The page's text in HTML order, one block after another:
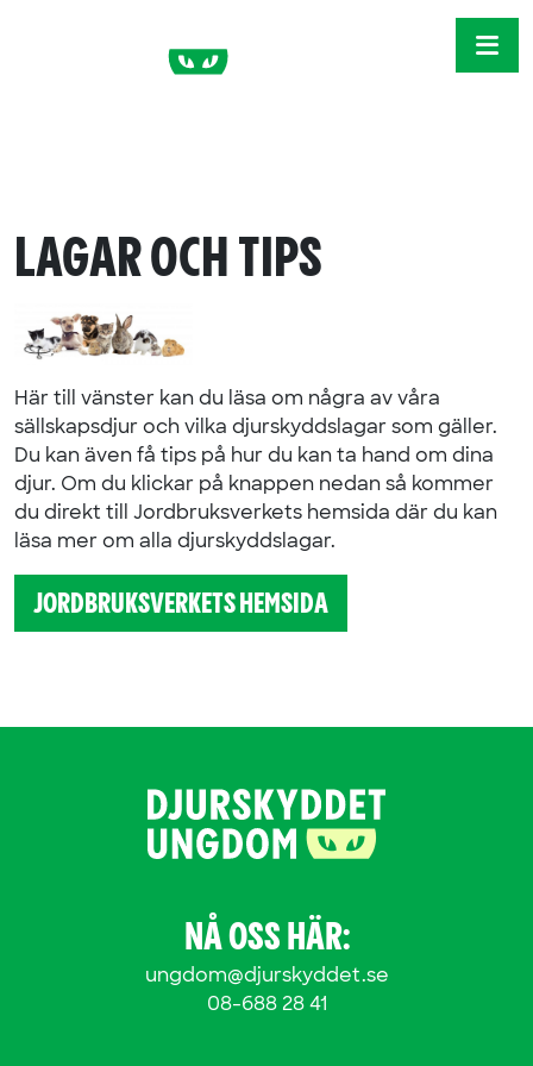
LAGAR OCH TIPS
Här till vänster kan du läsa om några av våra
sällskapsdjur och vilka djurskyddslagar som gäller.
Du kan även få tips på hur du kan ta hand om dina
djur. Om du klickar på knappen nedan så kommer
du direkt till Jordbruksverkets hemsida där du kan
läsa mer om alla djurskyddslagar.
JORDBRUKSVERKETS HEMSIDA
NÅ OSS HÄR:
ungdom@djurskyddet.se
08-688 28 41